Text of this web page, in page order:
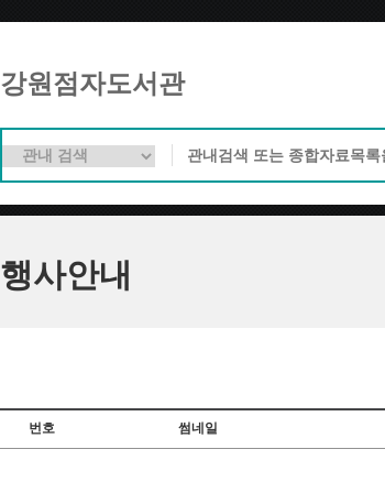
강원점자도서관
행사안내
번호 썸네일